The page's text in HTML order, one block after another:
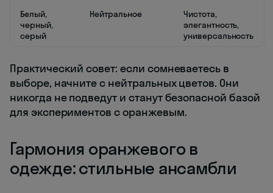
Белый,
черный,
серый
Нейтральное
Чистота,
элегантность,
универсальность
Практический совет: если сомневаетесь в
выборе, начните с нейтральных цветов. Они
никогда не подведут и станут безопасной базой
для экспериментов с оранжевым.
Гармония оранжевого в
одежде: стильные ансамбли